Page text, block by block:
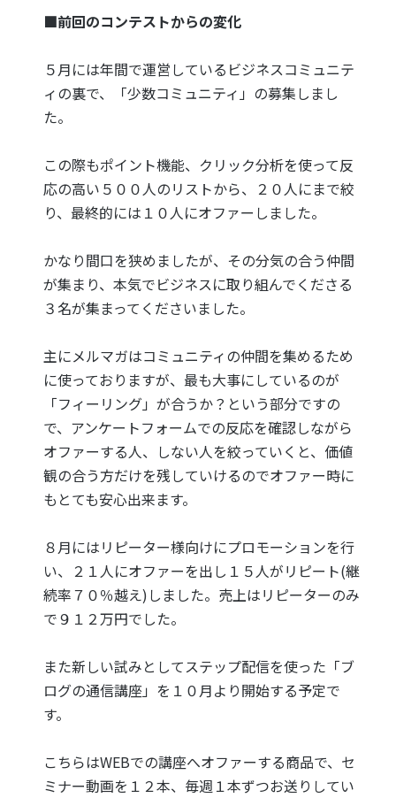
■前回のコンテストからの変化
５月には年間で運営しているビジネスコミュニテ
ィの裏で、「少数コミュニティ」の募集しまし
た。
この際もポイント機能、クリック分析を使って反
応の高い５００人のリストから、２０人にまで絞
り、最終的には１０人にオファーしました。
かなり間口を狭めましたが、その分気の合う仲間
が集まり、本気でビジネスに取り組んでくださる
３名が集まってくださいました。
主にメルマガはコミュニティの仲間を集めるため
に使っておりますが、最も大事にしているのが
「フィーリング」が合うか？という部分ですの
で、アンケートフォームでの反応を確認しながら
オファーする人、しない人を絞っていくと、価値
観の合う方だけを残していけるのでオファー時に
もとても安心出来ます。
８月にはリピーター様向けにプロモーションを行
い、２１人にオファーを出し１５人がリピート(継
続率７０％越え)しました。売上はリピーターのみ
で９１２万円でした。
また新しい試みとしてステップ配信を使った「ブ
ログの通信講座」を１０月より開始する予定で
す。
こちらはWEBでの講座へオファーする商品で、セ
ミナー動画を１２本、毎週１本ずつお送りしてい